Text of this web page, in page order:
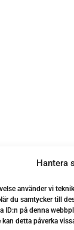
Hantera
använder vi
du samtycker till
ID:n på denna
detta påverka